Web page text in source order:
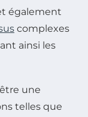
également
complexes
ainsi les
une
telles que